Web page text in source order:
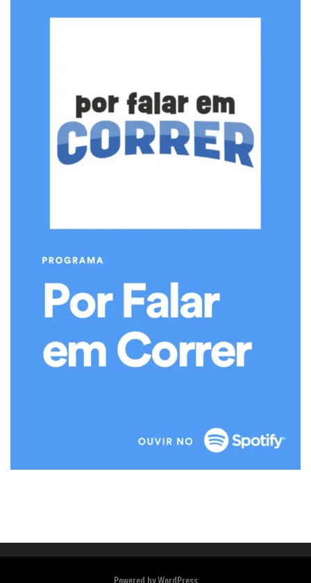
Powered byWordPress